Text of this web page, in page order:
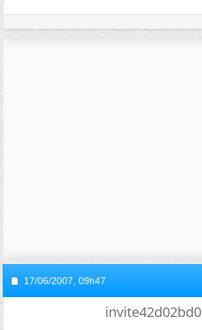
17/06/2007, 09h47
invite42d02bd0